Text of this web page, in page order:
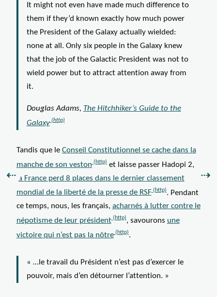
It might not even have made much difference to
them if they’d known exactly how much power
the President of the Galaxy actually wielded:
none at all. Only six people in the Galaxy knew
that the job of the Galactic President was not to
wield power but to attract attention away from
it.
Douglas Adams, The Hitchhiker’s Guide to the
Galaxy
Tandis que le Conseil Constitutionnel se cache dans la
manche de son veston
et laisse passer Hadopi 2,
la France perd 8 places dans le dernier classement
mondial de la liberté de la presse de RSF
. Pendant
ce temps, nous, les français, acharnés à lutter contre le
népotisme de leur président
, savourons une
victoire qui n’est pas la nôtre
.
« …le travail du Président n’est pas d’exercer le
pouvoir, mais d’en détourner l’attention. »
Précédent :
⇠ ⇢